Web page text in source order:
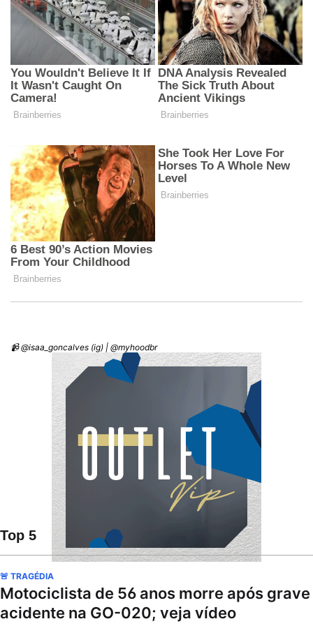
📹 @isaa_goncalves (ig) | @myhoodbr
Top 5
🚨 TRAGÉDIA
Motociclista de 56 anos morre após grave
acidente na GO-020; veja vídeo